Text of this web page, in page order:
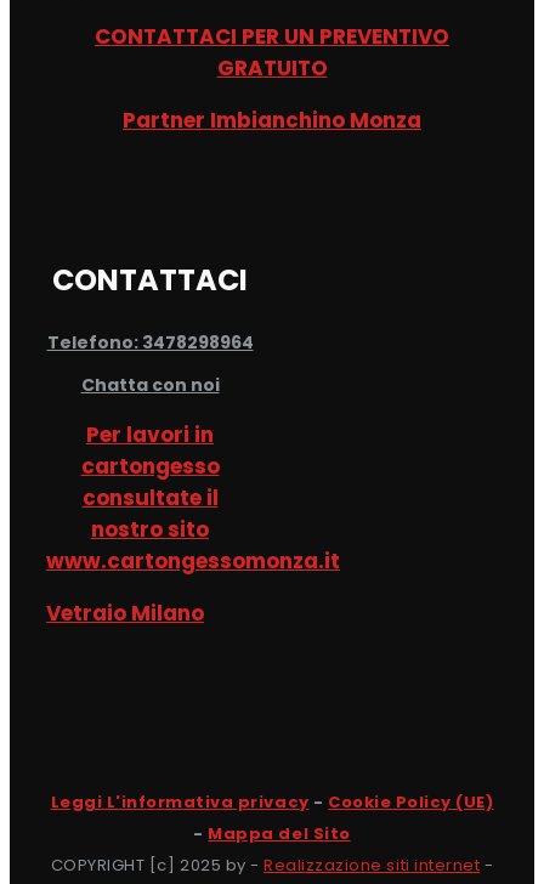
CONTATTACI PER UN PREVENTIVO
GRATUITO
Partner Imbianchino Monza
CONTATTACI
Telefono: 3478298964
Chatta con noi
Per lavori in
cartongesso
consultate il
nostro sito
www.cartongessomonza.it
Vetraio Milano
Leggi L'informativa privacy - Cookie Policy (UE)
- Mappa del Sito
COPYRIGHT [c] 2025 by -Realizzazione siti internet -